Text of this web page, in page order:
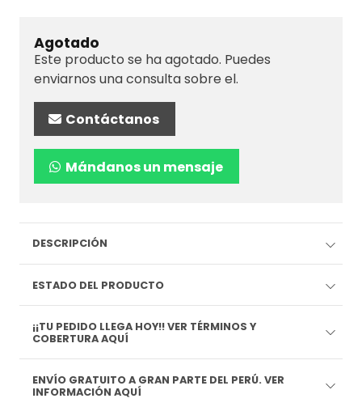
Agotado
Este producto se ha agotado. Puedes
enviarnos una consulta sobre el.
Contáctanos
Mándanos un mensaje
DESCRIPCIÓN
ESTADO DEL PRODUCTO
¡¡TU PEDIDO LLEGA HOY!! VER TÉRMINOS Y
COBERTURA AQUÍ
ENVÍO GRATUITO A GRAN PARTE DEL PERÚ. VER
INFORMACIÓN AQUÍ